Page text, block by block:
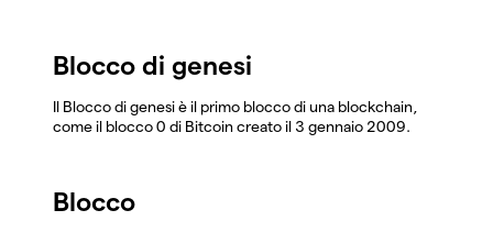
Blocco di genesi
Il Blocco di genesi è il primo blocco di una blockchain,
come il blocco 0 di Bitcoin creato il 3 gennaio 2009.
Blocco